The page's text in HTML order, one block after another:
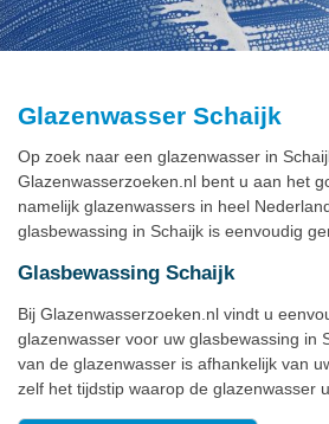
Glazenwasser Schaijk
Op zoek naar een glazenwasser in
Glazenwasserzoeken.nl bent u aan het
namelijk glazenwassers in heel
glasbewassing in Schaijk is eenvoudig
Glasbewassing Schaijk
Bij Glazenwasserzoeken.nl vindt u
glazenwasser voor uw glasbewassing in
van de glazenwasser is afhankelijk van
zelf het tijdstip waarop de glazenwasser